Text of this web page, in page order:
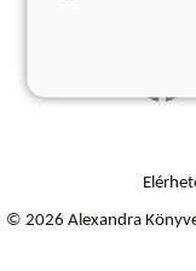
© 2026 Alexandra